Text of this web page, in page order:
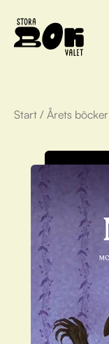
Årets
Om
Olivia
Vinnare
FAQ
För
Start / Årets böcker